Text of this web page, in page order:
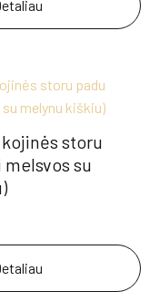
storu
su